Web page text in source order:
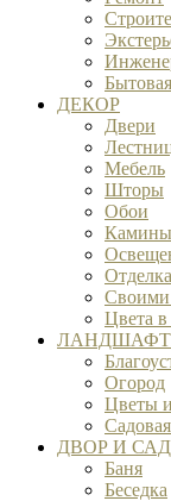
ДЕКОР
Двери
Мебель
Шторы
Обои
Камины
Своими
Цвета в
Огород
Цветы
ДВОР И САД
Баня
Беседка